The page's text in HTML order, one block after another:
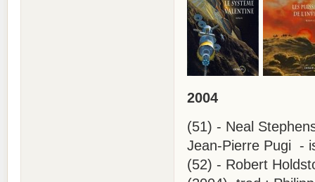
2004
(51) - Neal
Jean-Pierre Pugi -
(52) - Robert